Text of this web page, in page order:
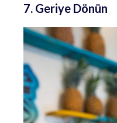
7. Geriye Dönün